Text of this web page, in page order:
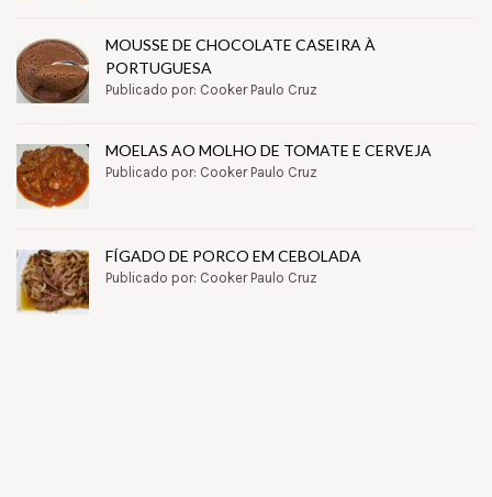
MOUSSE DE CHOCOLATE CASEIRA À
PORTUGUESA
Publicado por: Cooker Paulo Cruz
MOELAS AO MOLHO DE TOMATE E CERVEJA
Publicado por: Cooker Paulo Cruz
FÍGADO DE PORCO EM CEBOLADA
Publicado por: Cooker Paulo Cruz